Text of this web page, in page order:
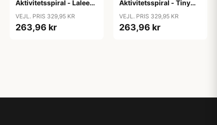
Aktivitetsspiral - Lalee
VEJL. PRIS 329,95 KR
263,96 kr
Aktivitetsspiral - Tiny
VEJL. PRIS 329,95 KR
263,96 kr